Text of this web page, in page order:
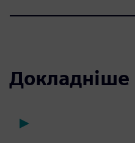
Докладніше